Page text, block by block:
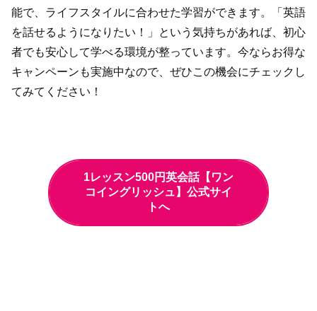
能で、ライフスタイルに合わせた学習ができます。「英語
を話せるようになりたい！」という気持ちがあれば、初心
者でも安心して学べる環境が整っています。今ならお得な
キャンペーンも実施中なので、ぜひこの機会にチェックし
てみてください！
1レッスン500円英会話【ワン
コイングリッシュ】公式サイ
トへ